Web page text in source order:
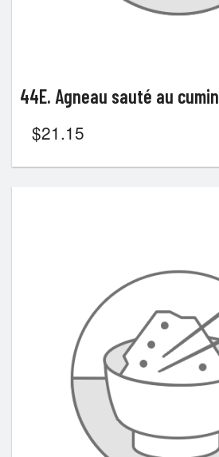
44E. Agneau sauté au cumin
$21.15